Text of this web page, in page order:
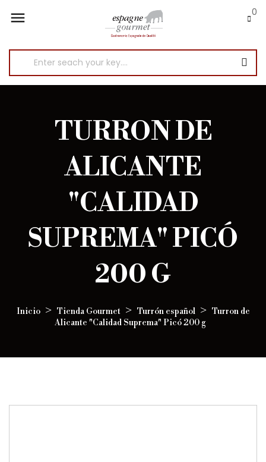
 0
TURRON DE
ALICANTE
"CALIDAD
SUPREMA" PICÓ
200 G
Inicio Tienda Gourmet Turrón español
Turron de
Alicante "Calidad Suprema" Picó 200 g